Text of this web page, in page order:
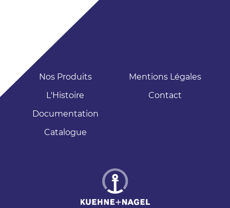
Nos Produits
L'Histoire
Documentation
Catalogue
Mentions Légales
Contact